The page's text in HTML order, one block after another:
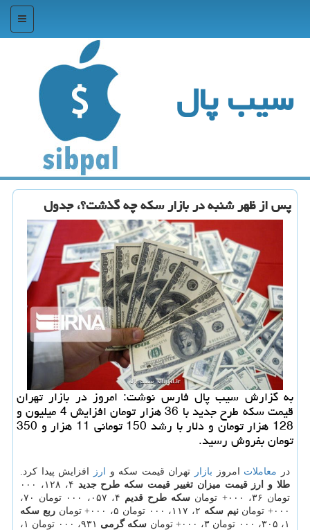
منو
سیب پال
پس از ظهر شنبه در بازار سكه چه گذشت؟، جدول
به گزارش سیب پال فارس نوشت: امروز در بازار تهران
قیمت سكه طرح جدید با 36 هزار تومان افزایش 4 میلیون و
128 هزار تومان و دلار با رشد 150 تومانی 11 هزار و 350
تومان بفروش رسید.
در معاملات امروز بازار تهران قیمت سكه و ارز
افزایش پیدا كرد.
طلا و ارز
قیمت میزان تغییر قیمت سكه طرح جدید
۴، ۱۲۸، ۰۰۰
تومان ۳۶، ۰۰۰+ تومان
سكه طرح قدیم
۴، ۰۵۷، ۰۰۰ تومان ۷۰،
۰۰۰+ تومان
نیم سكه
ربع سكه
۱، ۳۰۵، ۰۰۰ تومان ۳، ۰۰۰+ تومان
سكه گرمی
۹۳۱، ۰۰۰ تومان ۱،